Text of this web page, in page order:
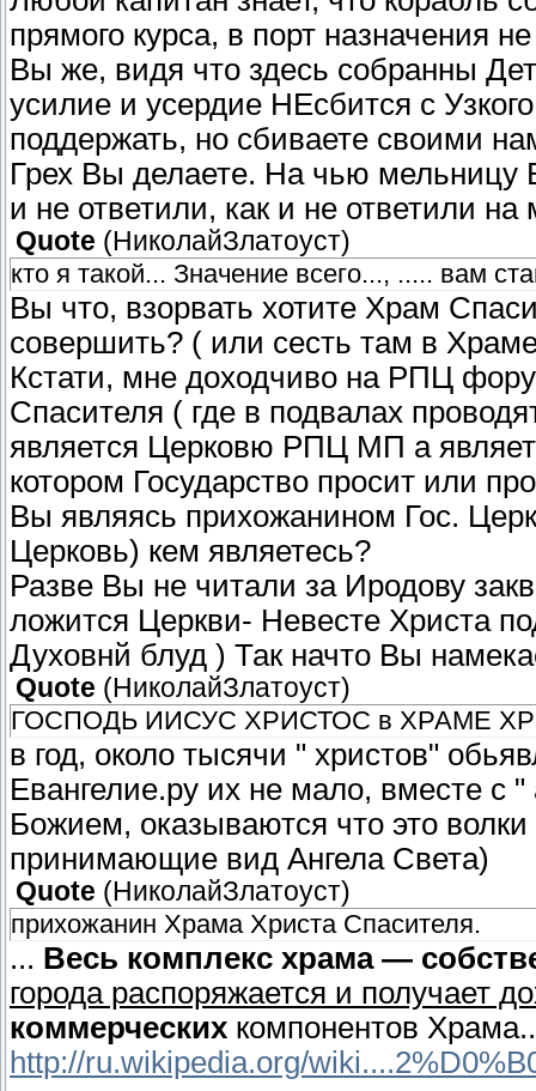
прямого курса, в порт назначения
Вы же, видя что здесь собранны
усилие и усердие НЕсбится с
поддержать, но сбиваете своими
Грех Вы делаете. На чью мельницу
и не ответили, как и не ответили
Quote (НиколайЗлатоуст)
кто я такой... Значение всего..., ..... вам
Вы что, взорвать хотите Храм
совершить? ( или сесть там в
Кстати, мне доходчиво на РПЦ
Спасителя ( где в подвалах
является Церковю РПЦ МП а
котором Государство просит или
Вы являясь прихожанином Гос.
Церковь) кем являетесь?
Разве Вы не читали за Иродову
ложится Церкви- Невесте Христа
Духовнй блуд ) Так начто Вы
Quote (НиколайЗлатоуст)
ГОСПОДЬ ИИСУС ХРИСТОС в ХРАМЕ
в год, около тысячи " христов"
Евангелие.ру их не мало, вместе с
Божием, оказываются что это
принимающие вид Ангела Света)
Quote (НиколайЗлатоуст)
прихожанин Храма Христа Спасителя.
... Весь комплекс храма —
города распоряжается и получает
коммерческих компонентов
http://ru.wikipedia.org/